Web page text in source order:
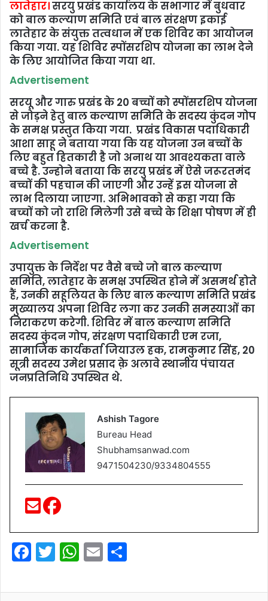
लातेहार।सरयु प्रखंड कार्यालय के सभागार में बुधवार
को बाल कल्याण समिति एवं बाल संरक्षण इकाई
लातेहार के संयुक्त तत्वधान में एक शिविर का आयोजन
किया गया. यह शिविर स्पोंसरशिप योजना का लाभ देने
के लिए आयोजित किया गया था.
Advertisement
सरयू और गारु प्रखंड के 20 बच्चों को स्पोंसरशिप योजना
से जोड़ने हेतु बाल कल्याण समिति के सदस्य कुंदन गोप
के समक्ष प्रस्तुत किया गया. प्रखंड विकास पदाधिकारी
आशा साहू ने बताया गया कि यह योजना उन बच्चों के
लिए बहुत हितकारी है जो अनाथ या आवश्यकता वाले
बच्चे है. उन्‍होने बताया कि सरयु प्रखंड में ऐसे जरूरतमंद
बच्चों की पहचान की जाएगी और उन्हें इस योजना से
लाभ दिलाया जाएगा. अभिभावको से कहा गया कि
बच्‍चों को जो राशि मिलेगी उसे बच्चे के शिक्षा पोषण में ही
खर्च करना है.
Advertisement
उपायुक्त के निर्देश पर वैसे बच्चे जो बाल कल्याण
समिति, लातेहार के समक्ष उपस्थित होने में असमर्थ होते
हैं, उनकी सहूलियत के लिए बाल कल्याण समिति प्रखंड
मुख्यालय अपना शिविर लगा कर उनकी समस्याओं का
निराकरण करेगी. शिविर में बाल कल्याण समिति
सदस्य कुंदन गोप, संरक्षण पदाधिकारी एम रजा,
सामाजिक कार्यकर्ता जियाउल हक, रामकुमार सिंह, 20
सूत्री सदस्य उमेश प्रसाद क़े अलावे स्थानीय पंचायत
जनप्रतिनिधि उपस्थित थे.
Ashish Tagore
Bureau Head
Shubhamsanwad.com
9471504230/9334804555
F
c
T
itt
W
at
E
ai ar